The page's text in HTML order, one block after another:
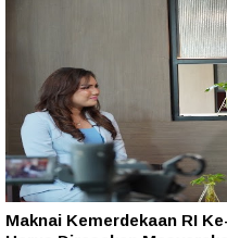
Maknai Kemerdekaan RI